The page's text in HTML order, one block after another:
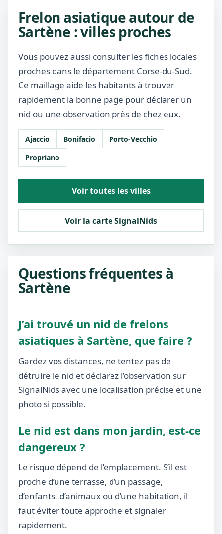
Frelon asiatique autour de
Sartène : villes proches
Vous pouvez aussi consulter les fiches locales
proches dans le département Corse-du-Sud.
Ce maillage aide les habitants à trouver
rapidement la bonne page pour déclarer un
nid ou une observation près de chez eux.
Ajaccio Bonifacio
Porto-Vecchio
Propriano
Voir toutes les villes
Voir la carte SignalNids
Questions fréquentes à
Sartène
J’ai trouvé un nid de frelons
asiatiques à Sartène, que faire ?
Gardez vos distances, ne tentez pas de
détruire le nid et déclarez l’observation sur
SignalNids avec une localisation précise et une
photo si possible.
Le nid est dans mon jardin, est-ce
dangereux ?
Le risque dépend de l’emplacement. S’il est
proche d’une terrasse, d’un passage,
d’enfants, d’animaux ou d’une habitation, il
faut éviter toute approche et signaler
rapidement.